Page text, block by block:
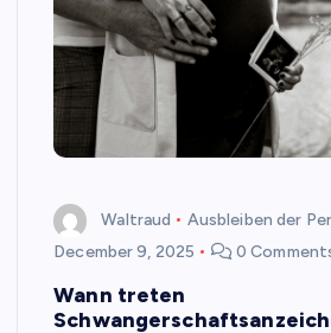
Waltraud Ausbleiben der
December 9, 2025
0
Wann treten